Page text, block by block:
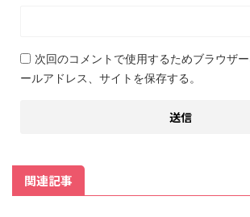
次回のコメントで使用するためブラウザ
ールアドレス、サイトを保存する。
関連記事